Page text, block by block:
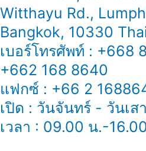
Witthayu Rd.,
Bangkok, 10330
เบอร์โทรศัพท์ : +668
+662 168 8640
แฟกซ์ : +66 2
เปิด : วันจันทร์ - วันเส
เวลา : 09.00 น.-